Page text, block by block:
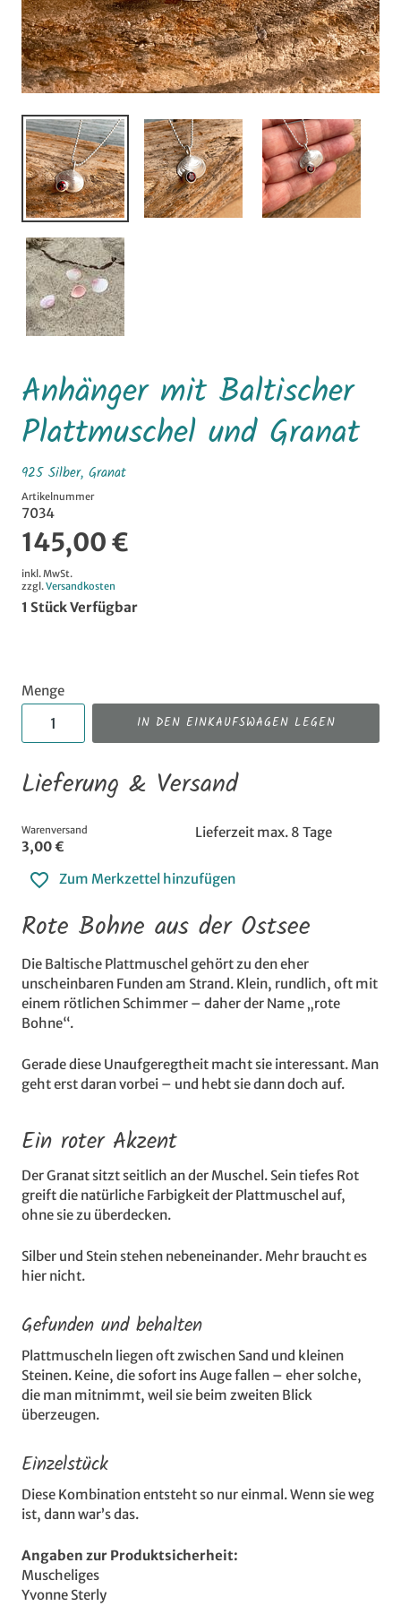
Anhänger mit Baltischer
Plattmuschel und Granat
925 Silber, Granat
Artikelnummer
7034
145,00 €
inkl. MwSt.
zzgl.Versandkosten
1 Stück Verfügbar
Menge
IN DEN EINKAUFSWAGEN LEGEN
Lieferung & Versand
Warenversand
3,00 €
Lieferzeit max. 8 Tage
Zum Merkzettel hinzufügen
Rote Bohne aus der Ostsee
Die Baltische Plattmuschel gehört zu den eher
unscheinbaren Funden am Strand. Klein, rundlich, oft mit
einem rötlichen Schimmer – daher der Name „rote
Bohne“.
Gerade diese Unaufgeregtheit macht sie interessant. Man
geht erst daran vorbei – und hebt sie dann doch auf.
Ein roter Akzent
Der Granat sitzt seitlich an der Muschel. Sein tiefes Rot
greift die natürliche Farbigkeit der Plattmuschel auf,
ohne sie zu überdecken.
Silber und Stein stehen nebeneinander. Mehr braucht es
hier nicht.
Gefunden und behalten
Plattmuscheln liegen oft zwischen Sand und kleinen
Steinen. Keine, die sofort ins Auge fallen – eher solche,
die man mitnimmt, weil sie beim zweiten Blick
überzeugen.
Einzelstück
Diese Kombination entsteht so nur einmal. Wenn sie weg
ist, dann war’s das.
Angaben zur Produktsicherheit:
Muscheliges
Yvonne Sterly